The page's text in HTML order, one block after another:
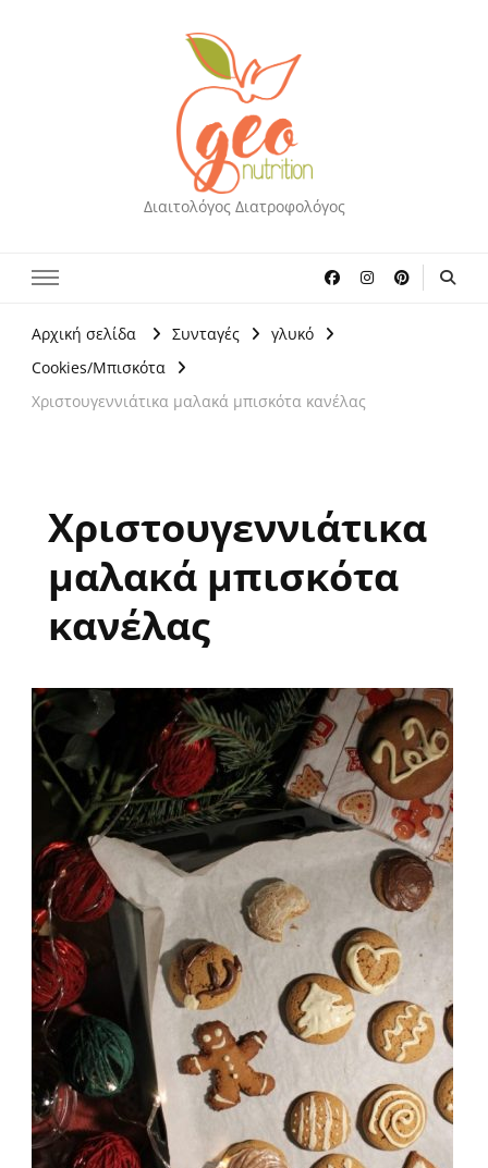
Διαιτολόγος Διατροφολόγος
Αρχική σελίδα Συνταγές
γλυκό
Cookies/Μπισκότα
Χριστουγεννιάτικα μαλακά μπισκότα κανέλας
Χριστουγεννιάτικα
μαλακά μπισκότα
κανέλας